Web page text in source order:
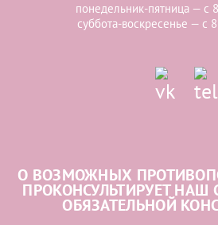
понедельник-пятница — с
суббота-воскресенье — с
О ВОЗМОЖНЫХ
ПРОКОНСУЛЬТИРУЕТ НАШ
ОБЯЗАТЕЛЬНОЙ